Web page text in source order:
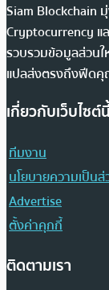
Siam Blockchain
Cryptocurrency แ
รวบรวมข้อมูลส่วนใ
แปลส่งตรงถึงฟีด
เกี่ยวกับเว็บไซต์นี้
ทีมงาน
นโยบายความเป็น
Advertise
ตั้งค่าคุกกี้
ติดตามเรา